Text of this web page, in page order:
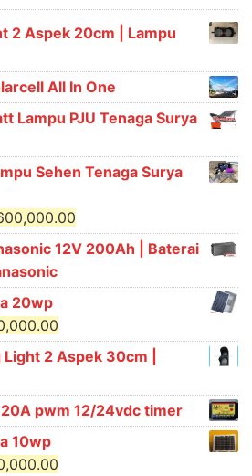
2 Aspek 20cm | Lampu
All In One
Lampu PJU Tenaga Surya
Sehen Tenaga Surya
price
Rp1,600,000.00.
12V 200Ah | Baterai
20wp
price
Rp280,000.00.
2 Aspek 30cm |
pwm 12/24vdc timer
10wp